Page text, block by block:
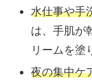
水仕事や手
は、手肌が
リームを塗
夜の集中ケ